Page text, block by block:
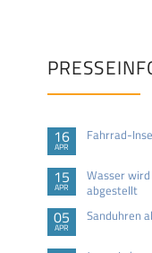
16
APR
Fahrrad-
15
APR
Wasser
abgestellt
05
APR
Sanduhren